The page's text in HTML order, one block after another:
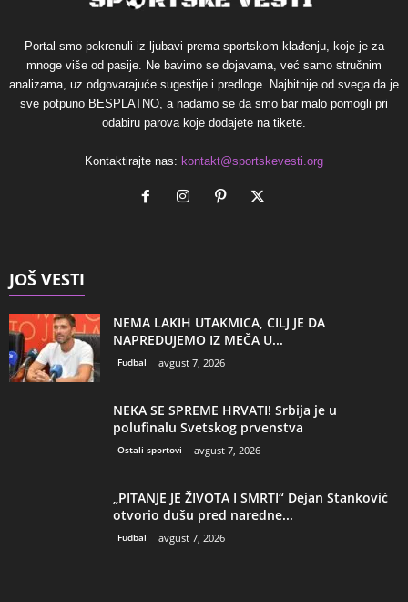
Portal smo pokrenuli iz ljubavi prema sportskom klađenju, koje je za
mnoge više od pasije. Ne bavimo se dojavama, već samo stručnim
analizama, uz odgovarajuće sugestije i predloge. Najbitnije od svega da je
sve potpuno BESPLATNO, a nadamo se da smo bar malo pomogli pri
odabiru parova koje dodajete na tikete.
Kontaktirajte nas: kontakt@sportskevesti.org
JOŠ VESTI
NEMA LAKIH UTAKMICA, CILJ JE DA
NAPREDUJEMO IZ MEČA U...
Fudbal avgust 7, 2026
NEKA SE SPREME HRVATI! Srbija je u
polufinalu Svetskog prvenstva
Ostali sportovi avgust 7, 2026
„PITANJE JE ŽIVOTA I SMRTI“ Dejan Stanković
otvorio dušu pred naredne...
Fudbal avgust 7, 2026